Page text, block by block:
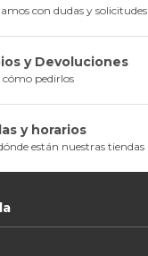
con dudas y solicitudes
y Devoluciones
cómo pedirlos
y horarios
están nuestras tiendas